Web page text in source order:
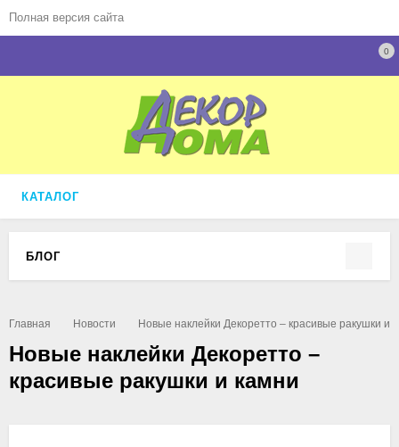
Полная версия сайта
0
КАТАЛОГ
Главная Новости Новые наклейки Декоретто – красивые ракушки и
Новые наклейки Декоретто –
красивые ракушки и камни
БЛОГ